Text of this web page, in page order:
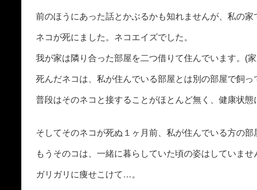
前のほうにあった話とかぶるかも知れませんが、私の家
ネコが死にました。ネコエイズでした。
我が家は隣り合った部屋を二つ借りて住んでいます。(家
死んだネコは、私が住んでいる部屋とは別の部屋で飼っ
普段はそのネコと接することがほとんど無く、健康状態
そしてそのネコが死ぬ１ヶ月前、私が住んでいる方の部
もうそのコは、一緒に暮らしていた頃の姿はしていませ
ガリガリに痩せこけて…。